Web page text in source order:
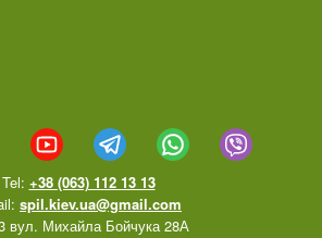
Tel: +38 (063) 112 13 13
spil.kiev.ua@gmail.com
вул. Михайла Бойчука 28А